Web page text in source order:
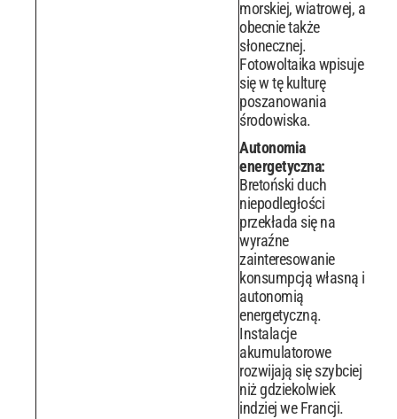
morskiej, wiatrowej, a
obecnie także
słonecznej.
Fotowoltaika wpisuje
się w tę kulturę
poszanowania
środowiska.
Autonomia
energetyczna:
Bretoński duch
niepodległości
przekłada się na
wyraźne
zainteresowanie
konsumpcją własną i
autonomią
energetyczną.
Instalacje
akumulatorowe
rozwijają się szybciej
niż gdziekolwiek
indziej we Francji.